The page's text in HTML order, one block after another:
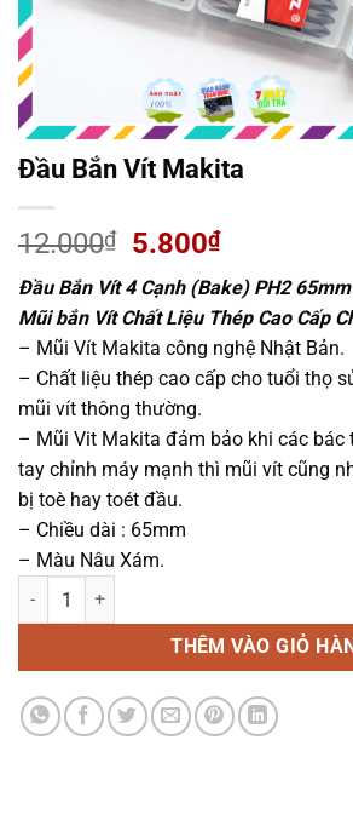
Đầu Bắn Vít Makita
12.000₫
Giá
gốc
là:
12.000₫.
5.800₫Giá
hiện
tại
là:
5.800₫.
Đầu Bắn Vít 4 Cạnh (Bake) PH2
Mũi bắn Vít Chất Liệu Thép Cao Cấp
– Mũi Vít Makita công nghệ Nhật Bản.
– Chất liệu thép cao cấp cho tuổi thọ
mũi vít thông thường.
– Mũi Vit Makita đảm bảo khi các bác
tay chỉnh máy mạnh thì mũi vít cũng
bị toè hay toét đầu.
– Chiều dài : 65mm
– Màu Nâu Xám.
Đầu Bắn Vít Makita số lượng
THÊM VÀO GIỎ